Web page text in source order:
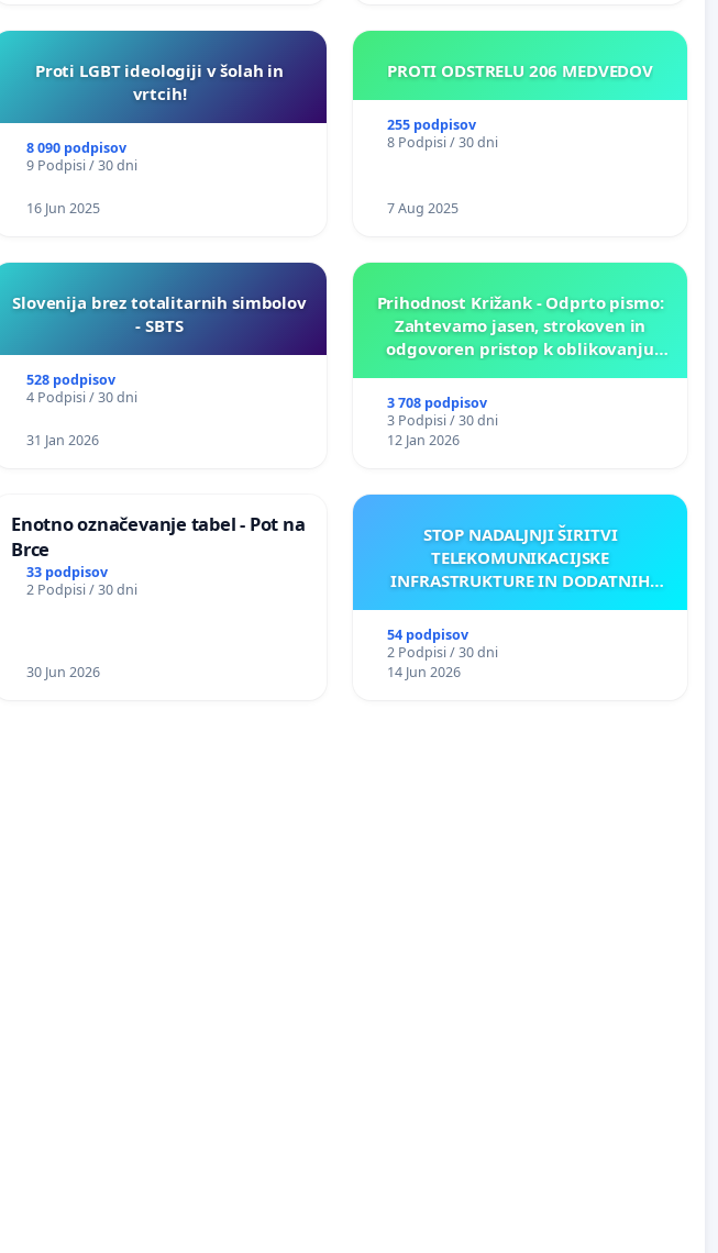
Proti LGBT ideologiji v šolah in
vrtcih!
8 090 podpisov
9 Podpisi / 30 dni
16 Jun 2025
PROTI ODSTRELU 206 MEDVEDOV
255 podpisov
8 Podpisi / 30 dni
7 Aug 2025
Slovenija brez totalitarnih simbolov
- SBTS
528 podpisov
4 Podpisi / 30 dni
31 Jan 2026
Prihodnost Križank - Odprto pismo:
Zahtevamo jasen, strokoven in
odgovoren pristop k oblikovanju
3 708 podpisov
3 Podpisi / 30 dni
12 Jan 2026
Enotno označevanje tabel - Pot na
Brce
33 podpisov
2 Podpisi / 30 dni
30 Jun 2026
STOP NADALJNJI ŠIRITVI
TELEKOMUNIKACIJSKE
INFRASTRUKTURE IN DODATNIH
54 podpisov
2 Podpisi / 30 dni
14 Jun 2026